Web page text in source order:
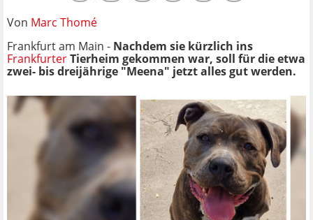
Von Marc Thomé
Frankfurt am Main - Nachdem sie kürzlich ins
FrankfurterTierheim gekommen war, soll für die etwa
zwei- bis dreijährige "Meena" jetzt alles gut werden.